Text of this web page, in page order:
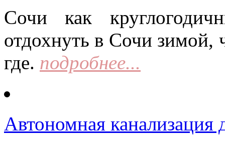
Сочи как
отдохнуть в Сочи зимой,
где. подробнее...
Автономная канализация